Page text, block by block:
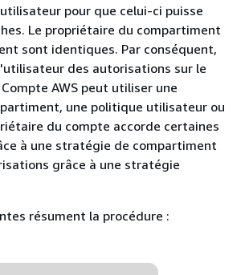
pour que celui-ci puisse
Le propriétaire du compartiment
sont identiques. Par conséquent,
des autorisations sur le
AWS peut utiliser une
une politique utilisateur ou
du compte accorde certaines
à une stratégie de compartiment
grâce à une stratégie
résument la procédure :